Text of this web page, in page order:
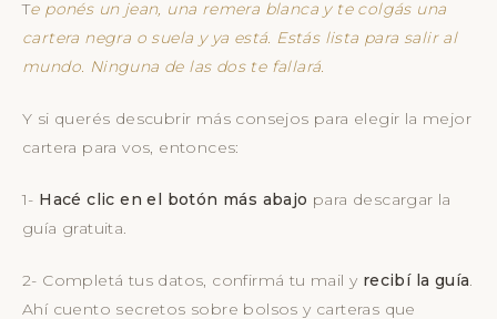
Te ponés un jean, una remera blanca y te colgás una
cartera negra o suela y ya está. Estás lista para salir al
mundo. Ninguna de las dos te fallará.
Y si querés descubrir más consejos para elegir la mejor
cartera para vos, entonces:
1- Hacé clic en el botón más abajo para descargar la
guía gratuita.
2- Completá tus datos, confirmá tu mail y recibí la guía.
Ahí cuento secretos sobre bolsos y carteras que